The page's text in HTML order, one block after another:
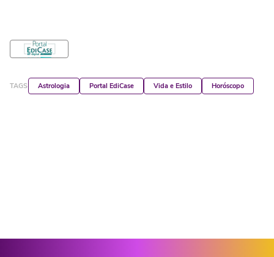
TAGS Astrologia Portal EdiCase Vida e Estilo Horóscopo